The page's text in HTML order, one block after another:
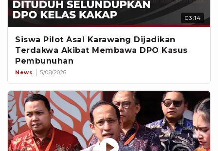
03:14
Siswa Pilot Asal Karawang Dijadikan
Terdakwa Akibat Membawa DPO Kasus
Pembunuhan
News 5/08/2026